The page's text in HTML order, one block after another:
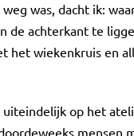
was, dacht ik:
de achterkant te
het wiekenkruis en
uiteindelijk op het
mensen